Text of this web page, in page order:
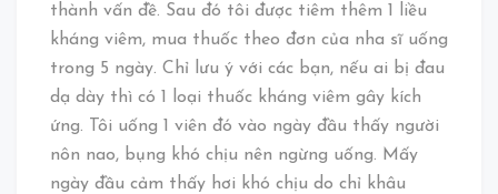
thành vấn đề. Sau đó tôi được tiêm thêm 1 liều
kháng viêm, mua thuốc theo đơn của nha sĩ uống
trong 5 ngày. Chỉ lưu ý với các bạn, nếu ai bị đau
dạ dày thì có 1 loại thuốc kháng viêm gây kích
ứng. Tôi uống 1 viên đó vào ngày đầu thấy người
nôn nao, bụng khó chịu nên ngừng uống. Mấy
ngày đầu cảm thấy hơi khó chịu do chỉ khâu